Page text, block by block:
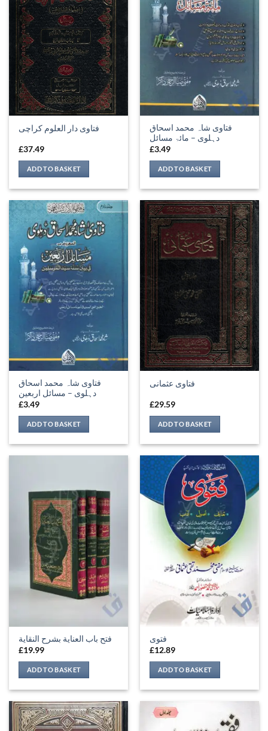
فتاوی دار العلوم کراچی
£37.49
ADD TO BASKET
فتاوی شاہ محمد اسحاق
دہلوی – مائۃ مسائل
£3.49
ADD TO BASKET
فتاوی شاہ محمد اسحاق
دہلوی – مسائل اربعین
£3.49
ADD TO BASKET
فتاوی عثمانی
£29.59
ADD TO BASKET
فتح باب العناية بشرح النقاية
£19.99
ADD TO BASKET
فتوی
£12.89
ADD TO BASKET